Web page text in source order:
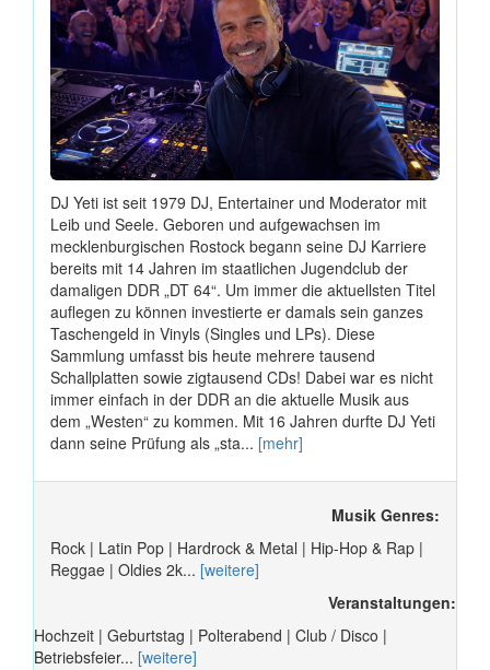
DJ Yeti ist seit 1979 DJ, Entertainer und Moderator mit
Leib und Seele. Geboren und aufgewachsen im
mecklenburgischen Rostock begann seine DJ Karriere
bereits mit 14 Jahren im staatlichen Jugendclub der
damaligen DDR „DT 64“. Um immer die aktuellsten Titel
auflegen zu können investierte er damals sein ganzes
Taschengeld in Vinyls (Singles und LPs). Diese
Sammlung umfasst bis heute mehrere tausend
Schallplatten sowie zigtausend CDs! Dabei war es nicht
immer einfach in der DDR an die aktuelle Musik aus
dem „Westen“ zu kommen. Mit 16 Jahren durfte DJ Yeti
dann seine Prüfung als „sta... [mehr]
Musik Genres:
Rock | Latin Pop | Hardrock & Metal | Hip-Hop & Rap |
Reggae | Oldies 2k... [weitere]
Veranstaltungen:
Hochzeit | Geburtstag | Polterabend | Club / Disco |
Betriebsfeier... [weitere]